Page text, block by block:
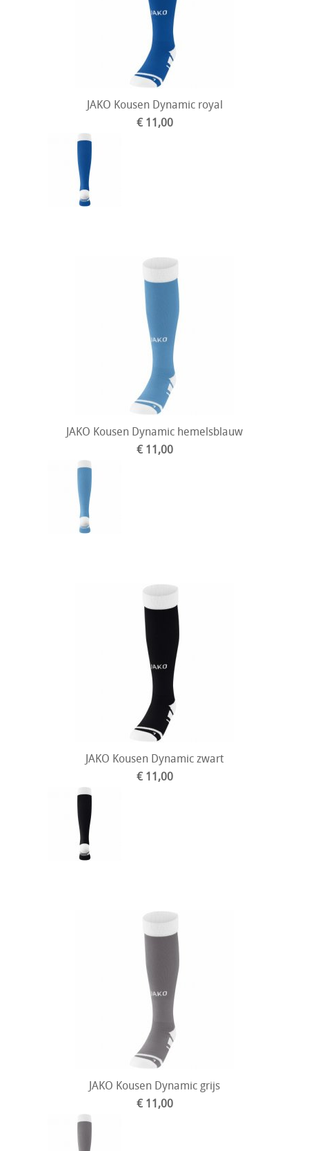
JAKO Kousen Dynamic royal
€ 11,00
JAKO Kousen Dynamic hemelsblauw
€ 11,00
JAKO Kousen Dynamic zwart
€ 11,00
JAKO Kousen Dynamic grijs
€ 11,00